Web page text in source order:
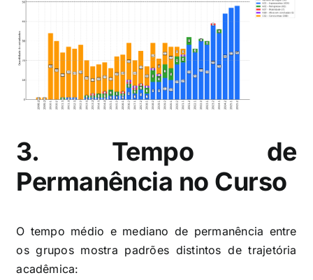
3. Tempo de
Permanência no Curso
O tempo médio e mediano de permanência entre
os grupos mostra padrões distintos de trajetória
acadêmica: